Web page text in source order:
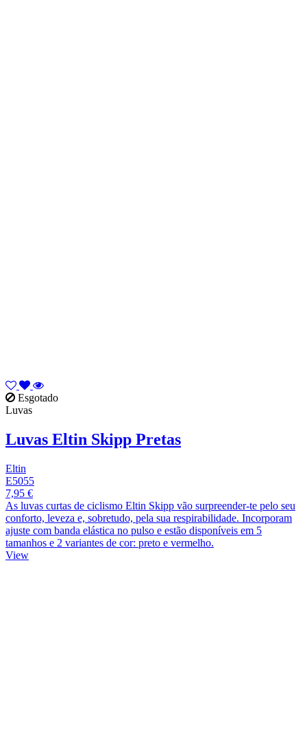
Esgotado
Luvas
Luvas Eltin Skipp Pretas
Eltin
E5055
7,95 €
As luvas curtas de ciclismo Eltin Skipp vão surpreender-te pelo seu
conforto, leveza e, sobretudo, pela sua respirabilidade. Incorporam
ajuste com banda elástica no pulso e estão disponíveis em 5
tamanhos e 2 variantes de cor: preto e vermelho.
View